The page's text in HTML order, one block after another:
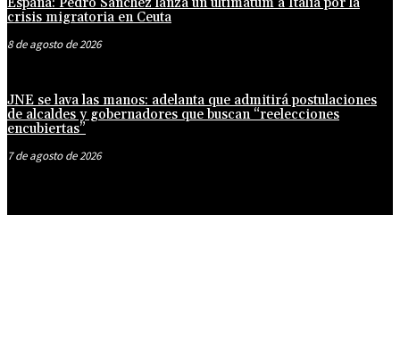
crisis migratoria en Ceuta
8 de agosto de 2026
JNE se lava las manos: adelanta que admitirá postulaciones
de alcaldes y gobernadores que buscan “reelecciones
encubiertas”
7 de agosto de 2026